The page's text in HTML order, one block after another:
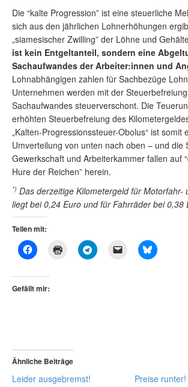
Die “kalte Progression” ist eine steuerliche
sich aus den jährlichen Lohnerhöhungen
„siamesischer Zwilling” der Löhne und
ist kein Entgeltanteil, sondern eine
Sachaufwandes der Arbeiter:innen und
Lohnabhängigen zahlen für Sachbezüge
Unternehmen werden mit der
Sachaufwandes steuerverschont. Die
erhöhten Steuerbefreiung des
„Kalten-Progressionssteuer-Obolus“ ist somit
Umverteilung von unten nach oben – und die
Gewerkschaft und Arbeiterkammer fallen auf
Hure der Reichen” herein.
*) Das derzeitige Kilometergeld für Motorfahr-
liegt bei 0,24 Euro und für Fahrräder bei 0,38
Teilen mit:
Gefällt mir:
Ähnliche Beiträge
Leider ausgebremst!
Preise